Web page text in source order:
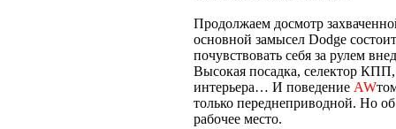
Продолжаем досмотр
основной замысел Dodge
почувствовать себя за рулем
Высокая посадка, селектор
интерьера… И поведение AW
только переднеприводной. Но
рабочее место.